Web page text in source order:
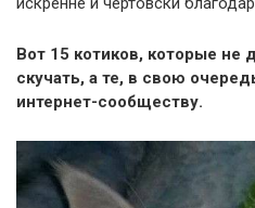
Вот 15 котиков, которые не
скучать, а те, в свою
интернет-сообществу.